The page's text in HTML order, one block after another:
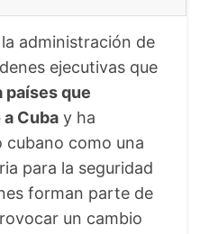
administración de
ejecutivas que
países que
Cuba y ha
cubano como una
para la seguridad
forman parte de
un cambio